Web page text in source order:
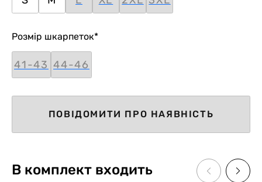
Розмір шкарпеток*
41-43 44-46
ПОВІДОМИТИ ПРО НАЯВНІСТЬ
В комплект входить